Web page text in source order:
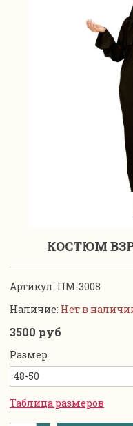
КОСТЮМ
Артикул: ПМ-3008
Наличие: Нет в
3500 руб
Размер
Таблица размеров